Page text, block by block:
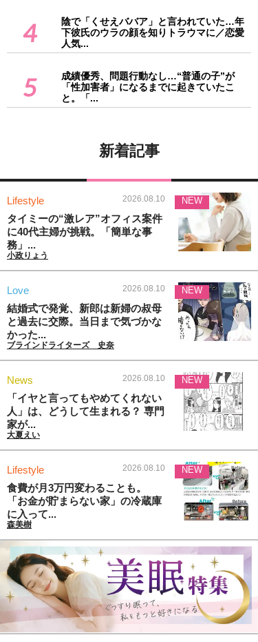
4
陰で「くせえババア」と言われていた…年
下彼氏のウラの顔を知りトラウマに／恋愛
人気...
5
成績優秀、問題行動なし…“普通の子”が
「性加害者」になるまでに起きていたこ
と。「...
新着記事
Lifestyle 2026.08.10
タイミーの“激レア”オフィス案件
に40代主婦が挑戦。「簡単な事
務」...
小政りょう
NEW
Love 2026.08.10
結婚式で発覚、新郎は新婦の叔母
と過去に交際。当日まで気づかな
かった...
ブラインドライターズ 史奈
NEW
News 2026.08.10
「イヤと言ってもやめてくれない
人」は、どうして生まれる？ 専門
家が...
大夏えい
NEW
Lifestyle 2026.08.10
食費が月3万円変わることも。
「お金が貯まらない家」の冷蔵庫
に入って...
森美樹
NEW